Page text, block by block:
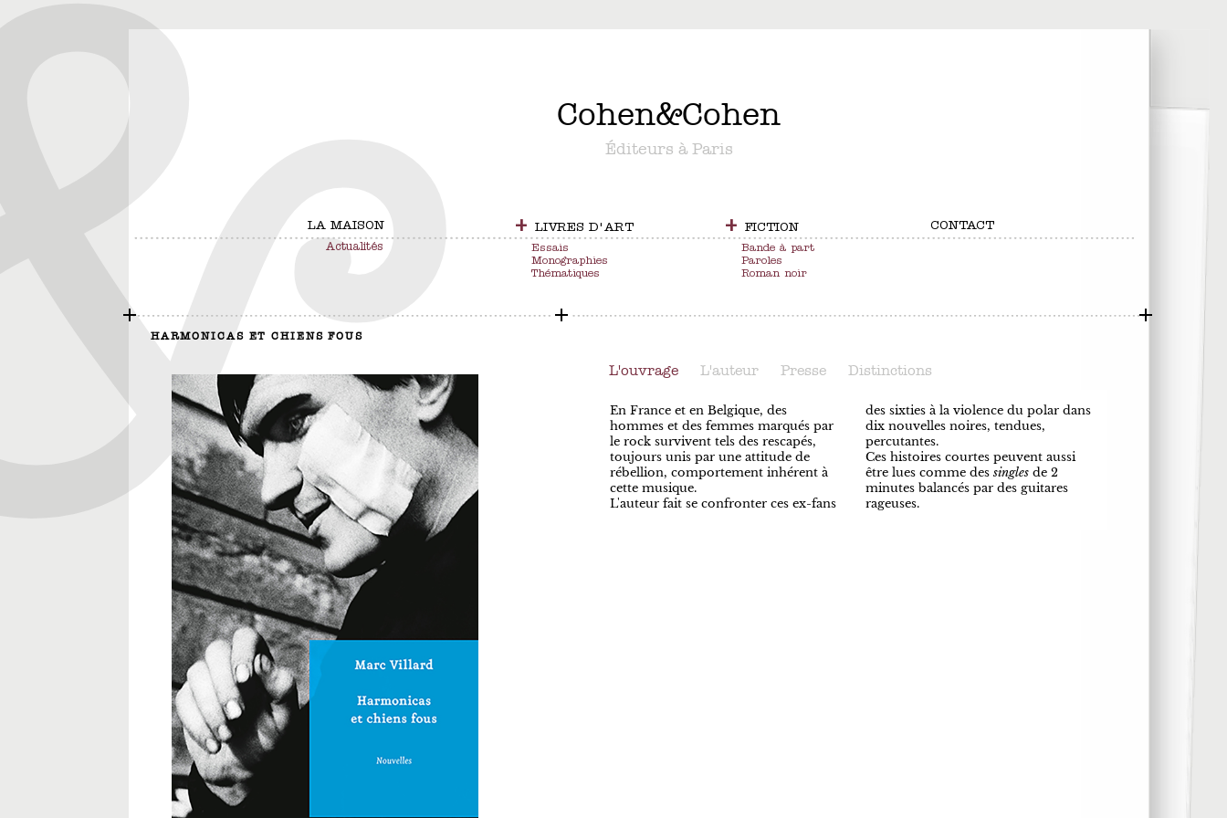
Cohen&Cohen
Éditeurs à Paris
LA MAISON
Actualités
+LIVRES D'ART
Essais
Monographies
Thématiques
+ FICTION
Bande à part
Paroles
Roman noir
CONTACT
HARMONICAS ET CHIENS FOUS
L'ouvrage L'auteur Presse Distinctions
En France et en Belgique, des
hommes et des femmes marqués par
le rock survivent tels des rescapés,
toujours unis par une attitude de
rébellion, comportement inhérent à
cette musique.
L'auteur fait se confronter ces ex-fans
des sixties à la violence du polar dans
dix nouvelles noires, tendues,
percutantes.
Ces histoires courtes peuvent aussi
être lues comme des singlesde 2
minutes balancés par des guitares
rageuses.